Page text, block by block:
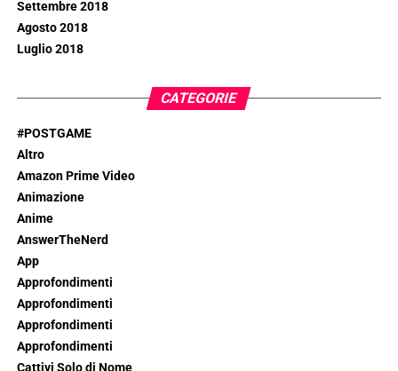
Settembre 2018
Agosto 2018
Luglio 2018
CATEGORIE
#POSTGAME
Altro
Amazon Prime Video
Animazione
Anime
AnswerTheNerd
App
Approfondimenti
Approfondimenti
Approfondimenti
Approfondimenti
Cattivi Solo di Nome